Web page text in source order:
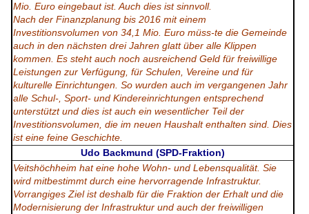
Mio. Euro eingebaut ist. Auch dies ist sinnvoll.
Nach der Finanzplanung bis 2016 mit einem
Investitionsvolumen von 34,1 Mio. Euro müss-te die Gemeinde
auch in den nächsten drei Jahren glatt über alle Klippen
kommen. Es steht auch noch ausreichend Geld für freiwillige
Leistungen zur Verfügung, für Schulen, Vereine und für
kulturelle Einrichtungen. So wurden auch im vergangenen Jahr
alle Schul-, Sport- und Kindereinrichtungen entsprechend
unterstützt und dies ist auch ein wesentlicher Teil der
Investitionsvolumen, die im neuen Haushalt enthalten sind. Dies
ist eine feine Geschichte.
Udo Backmund (SPD-Fraktion)
Veitshöchheim hat eine hohe Wohn- und Lebensqualität. Sie
wird mitbestimmt durch eine hervorragende Infrastruktur.
Vorrangiges Ziel ist deshalb für die Fraktion der Erhalt und die
Modernisierung der Infrastruktur und auch der freiwilligen